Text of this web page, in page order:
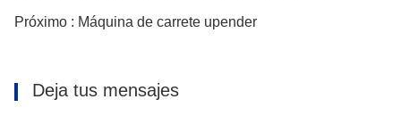
Próximo : Máquina de carrete upender
Deja tus mensajes